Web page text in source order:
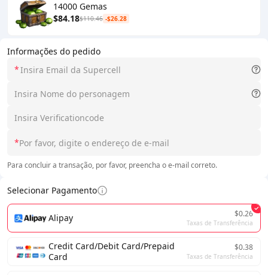
Informações do pedido
*
*
Para concluir a transação, por favor, preencha o e-mail correto.
Selecionar Pagamento
Alipay $0.26
Taxas de Transferência
Credit Card/Debit Card/Prepaid
Card
$0.38
Taxas de Transferência
14000 Gemas
$84.18$110.46 -$26.28